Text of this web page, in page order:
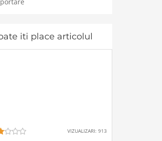
iti place articolul
VIZUALIZARI: 913